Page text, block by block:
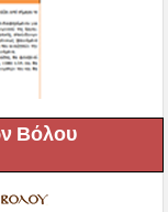
Βόλου